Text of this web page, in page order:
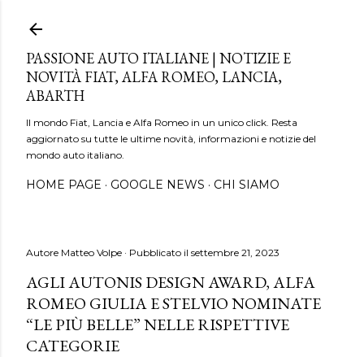
PASSIONE AUTO ITALIANE | NOTIZIE E
NOVITÀ FIAT, ALFA ROMEO, LANCIA,
ABARTH
Il mondo Fiat, Lancia e Alfa Romeo in un unico click. Resta
aggiornato su tutte le ultime novità, informazioni e notizie del
mondo auto italiano.
HOME PAGE GOOGLE NEWS CHI SIAMO
Autore Matteo Volpe Pubblicato il settembre 21, 2023
AGLI AUTONIS DESIGN AWARD, ALFA
ROMEO GIULIA E STELVIO NOMINATE
“LE PIÙ BELLE” NELLE RISPETTIVE
CATEGORIE